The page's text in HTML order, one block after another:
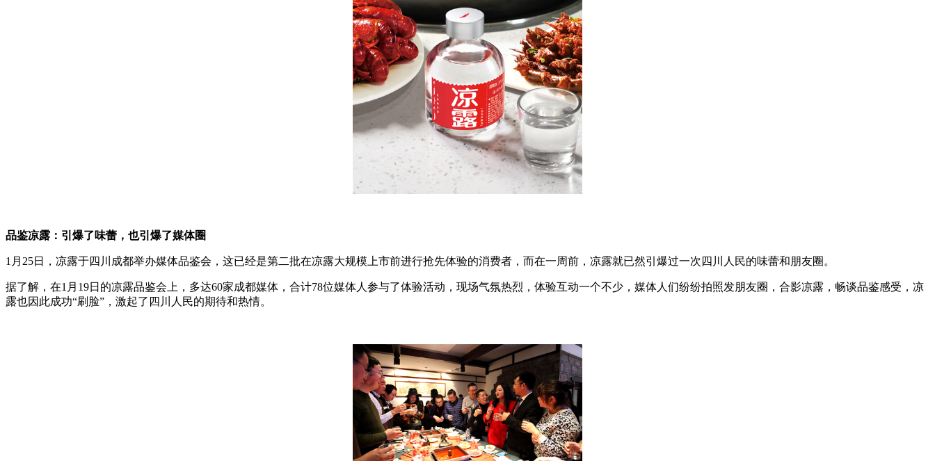
品鉴凉露：引爆了味蕾，也引爆了媒体圈
1月25日，凉露于四川成都举办媒体品鉴会，这已经是第二批在凉露大规模上市前进行抢先体验的消费者，而在一周前，凉露就已然引爆过一次四川人民的味蕾和朋友圈。
据了解，在1月19日的凉露品鉴会上，多达60家成都媒体，合计78位媒体人参与了体验活动，现场气氛热烈，体验互动一个不少，媒体人们纷纷拍照发朋友圈，合影凉露，畅谈品鉴感受，凉
露也因此成功“刷脸”，激起了四川人民的期待和热情。